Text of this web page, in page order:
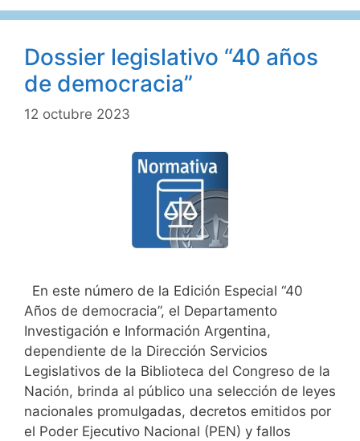
Dossier legislativo “40 años
de democracia”
12 octubre 2023
En este número de la Edición Especial “40
Años de democracia”, el Departamento
Investigación e Información Argentina,
dependiente de la Dirección Servicios
Legislativos de la Biblioteca del Congreso de la
Nación, brinda al público una selección de leyes
nacionales promulgadas, decretos emitidos por
el Poder Ejecutivo Nacional (PEN) y fallos